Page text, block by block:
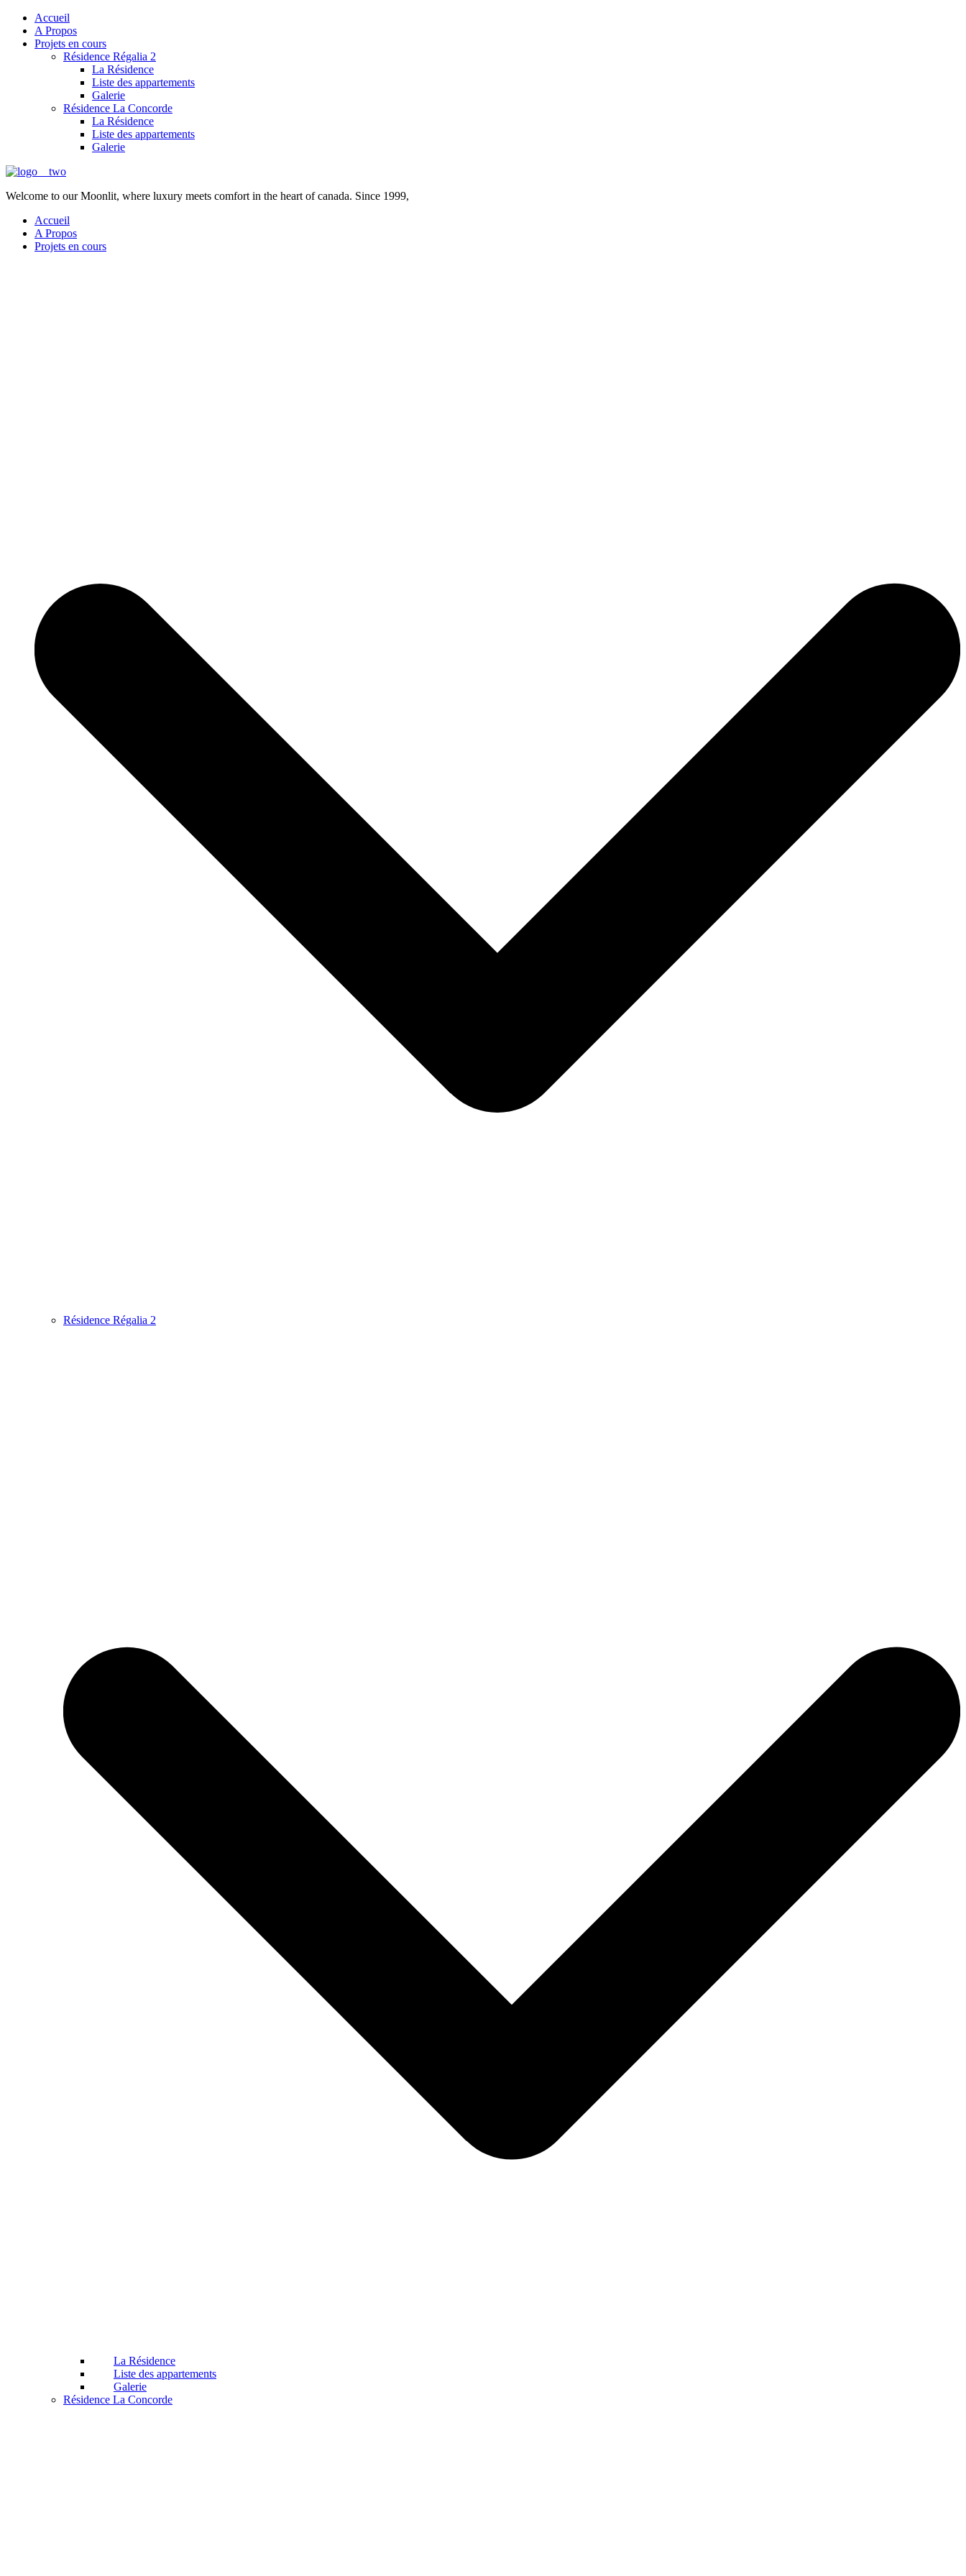
Accueil
A Propos
Projets en cours
Résidence Régalia 2
La Résidence
Liste des appartements
Galerie
Résidence La Concorde
La Résidence
Liste des appartements
Galerie
Welcome to our Moonlit, where luxury meets comfort in the heart of canada. Since 1999,
Accueil
A Propos
Projets en cours
Résidence Régalia 2
La Résidence
Liste des appartements
Galerie
Résidence La Concorde